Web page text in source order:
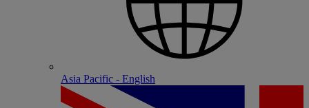
Asia Pacific - English